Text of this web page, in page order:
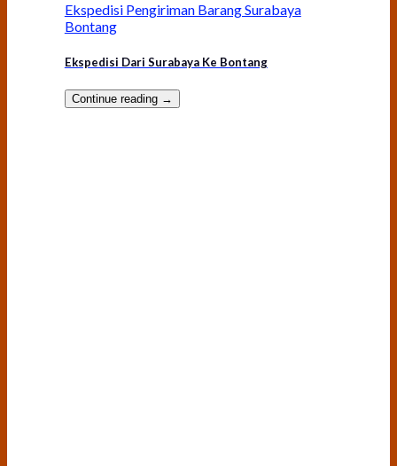
Ekspedisi Pengiriman Barang Surabaya
Bontang
Ekspedisi Dari Surabaya Ke Bontang
Continue reading →